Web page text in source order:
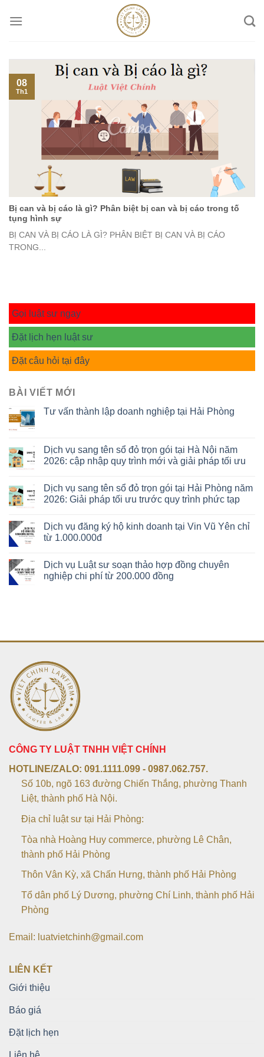
Bị can và bị cáo là gì? Phân biệt bị can và bị cáo trong tố
tụng hình sự
BỊ CAN VÀ BỊ CÁO LÀ GÌ? PHÂN BIỆT BỊ CAN VÀ BỊ CÁO
TRONG...
08
Th1
Gọi luật sư ngay
Đặt lịch hẹn luật sư
Đặt câu hỏi tại đây
BÀI VIẾT MỚI
Tư vấn thành lập doanh nghiệp tại Hải Phòng
Dịch vụ sang tên sổ đỏ trọn gói tại Hà Nội năm
2026: cập nhập quy trình mới và giải pháp tối ưu
Dịch vụ sang tên sổ đỏ trọn gói tại Hải Phòng năm
2026: Giải pháp tối ưu trước quy trình phức tạp
Dịch vụ đăng ký hộ kinh doanh tại Vin Vũ Yên chỉ
từ 1.000.000đ
Dịch vụ Luật sư soạn thảo hợp đồng chuyên
nghiệp chi phí từ 200.000 đồng
CÔNG TY LUẬT TNHH VIỆT CHÍNH
HOTLINE/ZALO: 091.1111.099 - 0987.062.757.
Số 10b, ngõ 163 đường Chiến Thắng, phường Thanh
Liệt, thành phố Hà Nội.
Địa chỉ luật sư tại Hải Phòng:
Tòa nhà Hoàng Huy commerce, phường Lê Chân,
thành phố Hải Phòng
Thôn Vân Kỳ, xã Chấn Hưng, thành phố Hải Phòng
Tổ dân phố Lý Dương, phường Chí Linh, thành phố Hải
Phòng
Email: luatvietchinh@gmail.com
LIÊN KẾT
Giới thiệu
Báo giá
Đặt lịch hẹn
Liên hệ